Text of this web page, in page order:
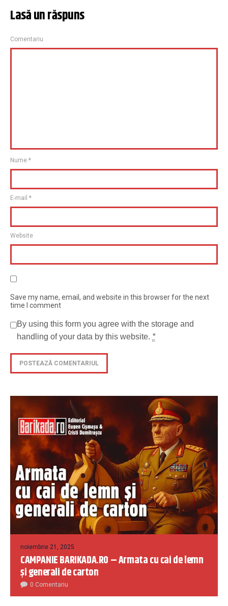
Lasă un răspuns
Comentariu
Nume *
E-mail *
Website
Save my name, email, and website in this browser for the next
time I comment
By using this form you agree with the storage and
handling of your data by this website. *
noiembrie 21, 2025
CAMPANIE BARIKADA.RO – Armata cu cai de lemn
și generali de carton
0 Comentariu